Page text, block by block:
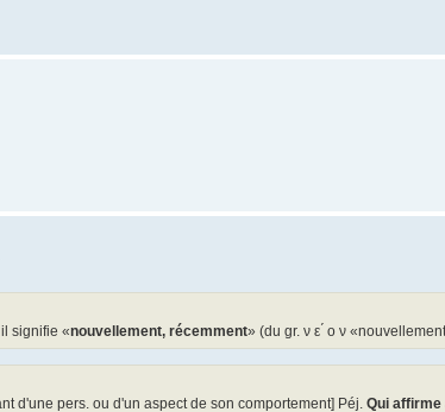
signifie «nouvellement, récemment» (du gr. ν ε ́ ο ν
d'une pers. ou d'un aspect de son comportement] Péj. Qui